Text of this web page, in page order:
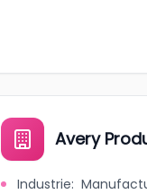
Avery
Industrie: